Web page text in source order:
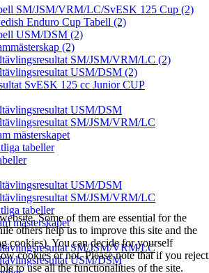
SM/JSM/VRM/LC/SvESK 125 Cup (2)
Enduro Cup Tabell (2)
USM/DSM (2)
(2)
SM/JSM/VRM/LC (2)
USM/DSM (2)
SvESK 125 cc Junior CUP
USM/DSM
SM/JSM/VRM/LC
mästerskapet
tabeller
USM/DSM
SM/JSM/VRM/LC
tabeller
mästerskapet
SM/JSM/VRM/LC
USM/DSM
Some of them are essential for the
others help us to improve this site and the
cookies). You can decide for yourself
cookies or not. Please note that if you reject
to use all the functionalities of the site.